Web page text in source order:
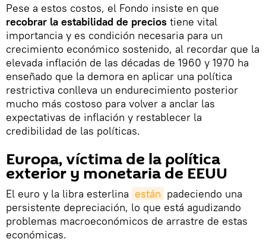
Pese a estos costos, el Fondo insiste en que
recobrar la estabilidad de precios tiene vital
importancia y es condición necesaria para un
crecimiento económico sostenido, al recordar que la
elevada inflación de las décadas de 1960 y 1970 ha
enseñado que la demora en aplicar una política
restrictiva conlleva un endurecimiento posterior
mucho más costoso para volver a anclar las
expectativas de inflación y restablecer la
credibilidad de las políticas.
Europa, víctima de la política
exterior y monetaria de EEUU
El euro y la libra esterlina están padeciendo una
persistente depreciación, lo que está agudizando
problemas macroeconómicos de arrastre de estas
económicas.